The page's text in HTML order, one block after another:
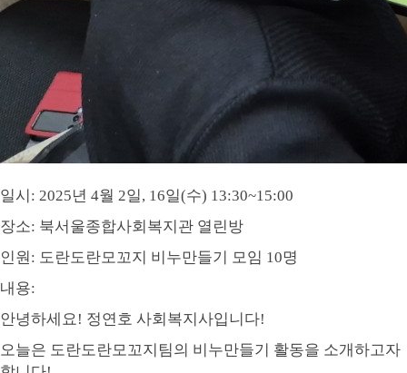
일시 : 2025년 4월 2일, 16일(수) 13:30~15:00
장소: 북서울종합사회복지관 열린방
인원: 도란도란모꼬지 비누만들기 모임 10명
내용:
안녕하세요! 정연호 사회복지사입니다!
오늘은 도란도란모꼬지팀의 비누만들기 활동을 소개하고자